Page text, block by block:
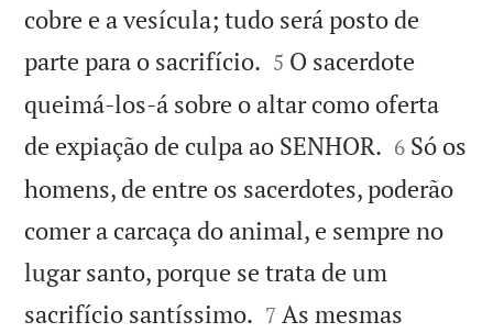
cobre e a vesícula; tudo será posto de
parte para o sacrifício. 

5 O sacerdote
queimá-los-á sobre o altar como oferta
de expiação de culpa ao SENHOR. 

6 Só os
homens, de entre os sacerdotes, poderão
comer a carcaça do animal, e sempre no
lugar santo, porque se trata de um
sacrifício santíssimo. 

7 As mesmas